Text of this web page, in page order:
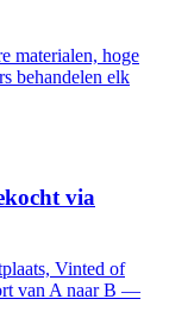
materialen, hoge
behandelen elk
via
Vinted of
van A naar B —